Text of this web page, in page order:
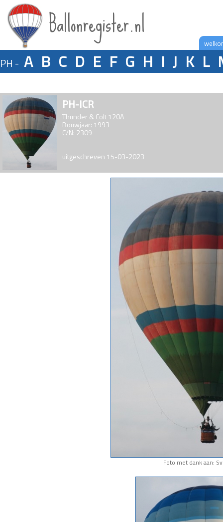
Ballonregister.nl
PH - A B C D E F G H I J K L
PH-ICR
Thunder & Colt 120A
Bouwjaar: 1993
C/N: 2309
uitgeschreven 15-03-2023
Foto met dank aan: